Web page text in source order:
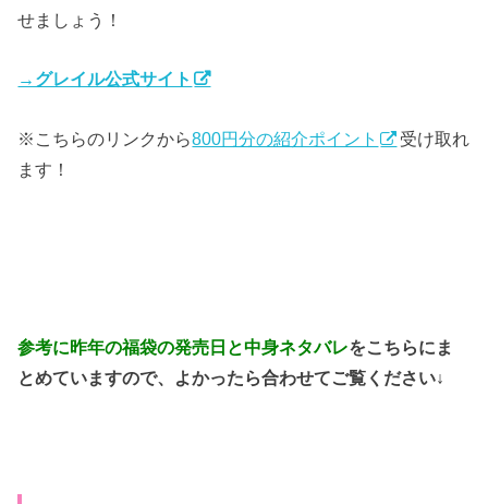
せましょう！
→グレイル公式サイト
※こちらのリンクから800円分の紹介ポイント
受け取れ
ます！
参考に昨年の福袋の発売日と中身ネタバレをこちらにま
とめていますので、よかったら合わせてご覧ください↓